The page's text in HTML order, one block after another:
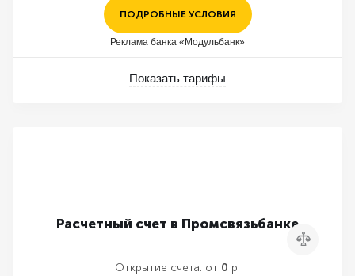
ПОДРОБНЫЕ УСЛОВИЯ
Реклама банка «Модульбанк»
Показать тарифы
Расчетный счет в Промсвязьбанке
Сравнить
Открытие счета: от 0 р.